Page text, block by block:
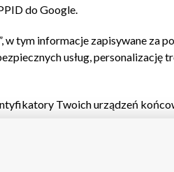
do Google.
w tym informacje zapisywane za
usług, personalizację
Twoich urządzeń
oraz
podstawowych reklam, wyboru
pomiaru wydajności reklam,